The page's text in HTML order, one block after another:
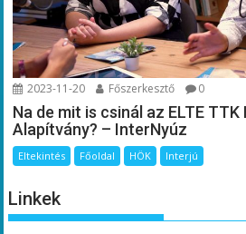
2023-11-20 Főszerkesztő 0
Na de mit is csinál az ELTE
Alapítvány? – InterNyúz
Eltekintés Főoldal HÖK Interjú
Linkek